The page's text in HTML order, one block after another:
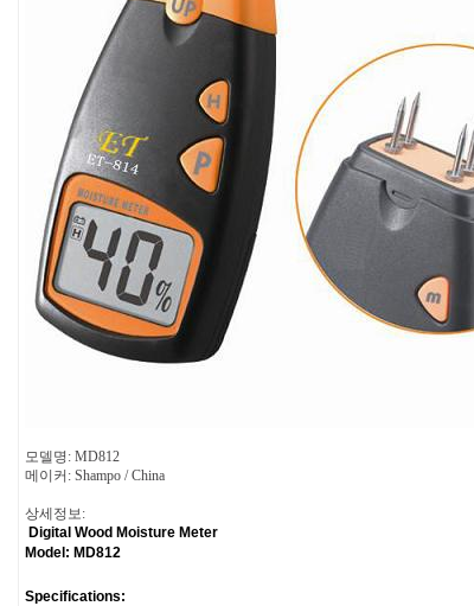
모델명: MD812
메이커: Shampo / China
상세정보:
Digital Wood Moisture Meter
Model : MD812
Specifications: